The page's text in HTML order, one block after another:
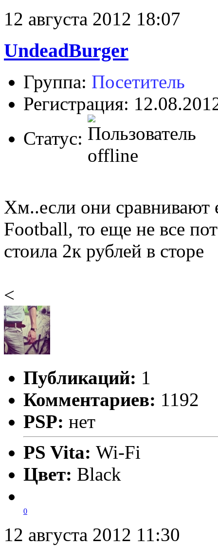
12 августа 2012 18:07
UndeadBurger
Группа: Посетитель
Регистрация:
Статус:
Хм..если они
Football, то еще не все
стоила 2к рублей в сторе
<
Публикаций: 1
Комментариев: 1192
PSP: нет
PS Vita: Wi-Fi
Цвет: Black
0
12 августа 2012 11:30